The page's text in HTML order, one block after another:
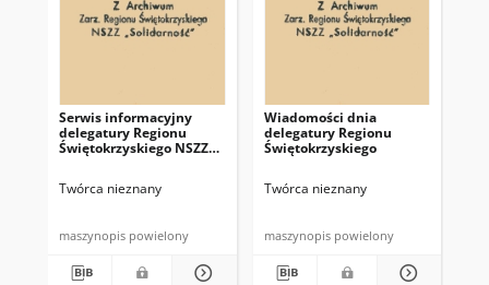
Serwis informacyjny
delegatury Regionu
Świętokrzyskiego NSZZ
Twórca nieznany
maszynopis powielony
Wiadomości dnia
delegatury Regionu
Świętokrzyskiego
Twórca nieznany
maszynopis powielony